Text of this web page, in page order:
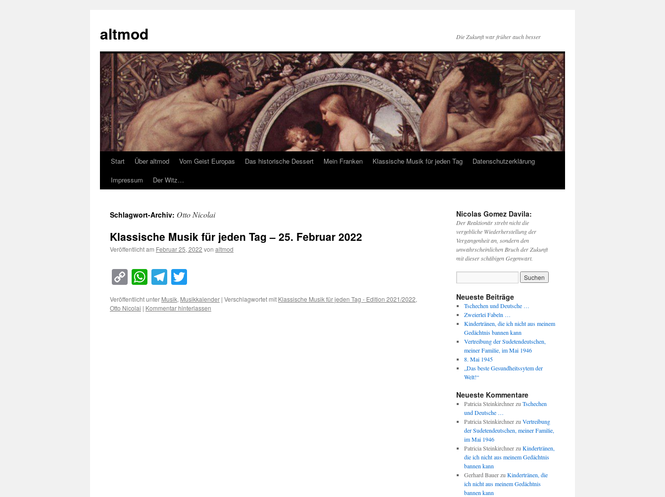
springen
altmod Die Zukunft war früher auch besser
Start Über altmod Vom Geist Europas Das historische Dessert Mein Franken Klassische Musik für jeden Tag
Datenschutzerklärung
Impressum
Der Witz…
Schlagwort-Archiv: Otto Nicolai
Klassische Musik für jeden Tag – 25. Februar 2022
Veröffentlicht am Februar 25, 2022 von altmod
Copy
Link
WhatsApp
Telegram
Veröffentlicht unter Musik, Musikkalender | Verschlagwortet mit Klassische Musik für jeden Tag - Edition 2021/2022,
Otto Nicolai | Kommentar hinterlassen
Nicolas Gomez Davila:
Der Reaktionär strebt nicht die
vergebliche Wiederherstellung der
Vergangenheit an, sondern den
unwahrscheinlichen Bruch der Zukunft
mit dieser schäbigen Gegenwart.
Neueste Beiträge
Tschechen und Deutsche …
Zweierlei Fabeln …
Kindertränen, die ich nicht aus meinem
Gedächtnis bannen kann
Vertreibung der Sudetendeutschen,
meiner Familie, im Mai 1946
8. Mai 1945
„Das beste Gesundheitssytem der
Welt!“
Neueste Kommentare
Patricia Steinkirchnerzu Tschechen
und Deutsche …
Patricia Steinkirchnerzu Vertreibung
der Sudetendeutschen, meiner Familie,
im Mai 1946
Patricia Steinkirchnerzu Kindertränen,
die ich nicht aus meinem Gedächtnis
bannen kann
Gerhard Bauerzu Kindertränen, die
ich nicht aus meinem Gedächtnis
bannen kann